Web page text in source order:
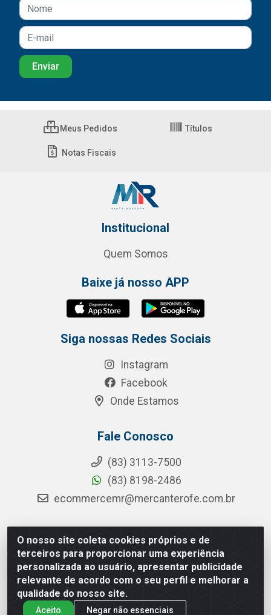
O nosso site coleta cookies próprios e de
terceiros para proporcionar uma experiência
personalizada ao usuário, apresentar publicidade
relevante de acordo com o seu perfil e melhorar a
qualidade do nosso site.
Aceito Negar não essenciais
Meus Pedidos Títulos
Notas Fiscais
Institucional
Quem Somos
Baixe já nosso APP
Siga nossas Redes Sociais
Instagram
Facebook
Onde Estamos
Fale Conosco
(83) 3113-7500
(83) 8198-2486
ecommercemr@mercanterofe.com.br
MR Distribuidora - Rua Hortêncio Ribeiro de Luna, 3777 -
Distrito Industrial, João Pessoa/PB - CEP 58081-400 -
CNPJ 35.428.312/0001-85